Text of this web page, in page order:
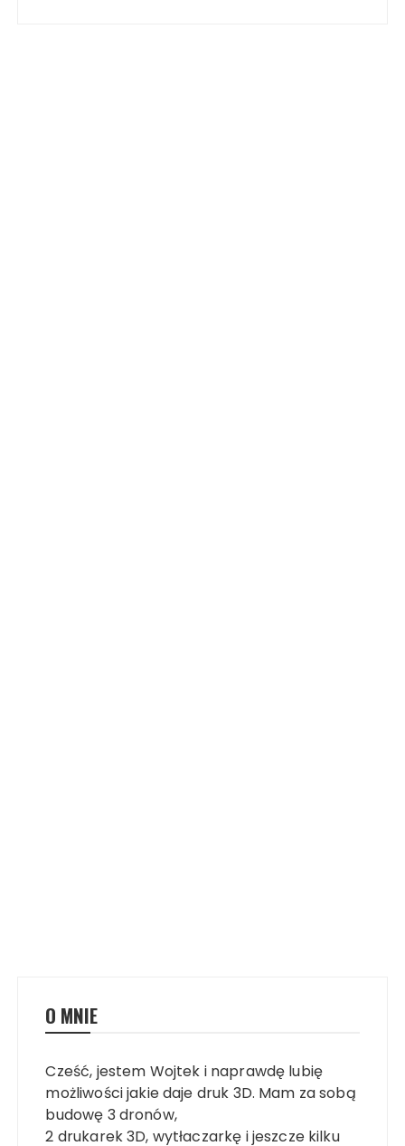
O MNIE
Cześć, jestem Wojtek i naprawdę lubię
możliwości jakie daje druk 3D. Mam za sobą
budowę 3 dronów,
2 drukarek 3D, wytłaczarkę i jeszcze kilku